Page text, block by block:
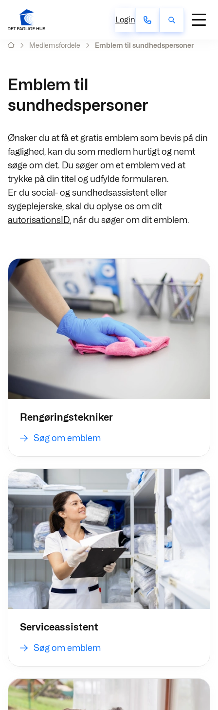
Login
Medlemsfordele Emblem til sundhedspersoner
Emblem til
sundhedspersoner
Ønsker du at få et gratis emblem som bevis på din
faglighed, kan du som medlem hurtigt og nemt
søge om det. Du søger om et emblem ved at
trykke på din titel og udfylde formularen.
Er du social- og sundhedsassistent eller
sygeplejerske, skal du oplyse os om dit
autorisationsID , når du søger om dit emblem.
Rengøringstekniker
Søg om emblem
Søg om emblem
Serviceassistent
Søg om emblem
Søg om emblem
Søg om emblem